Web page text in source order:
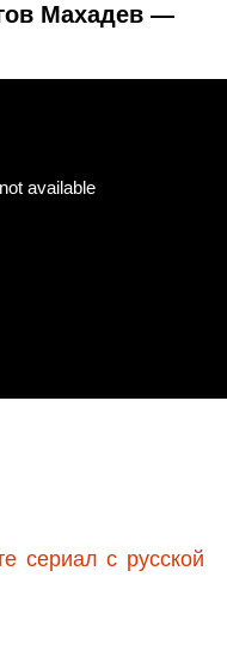
Махадев —
сериал с русской